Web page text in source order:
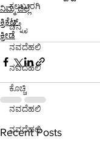
ಕಲಬುರಗಿ
ಚೆನ್ನೈ
ನವದೆಹಲಿ
ನವದೆಹಲಿ
ಕೊಚ್ಚಿ
ನವದೆಹಲಿ
ನವದೆಹಲಿ
ನಿಮ್ಮ ಜಿಲ್ಲೆ
ಕ್ರಿಕೆಟ್
ಕ್ರೀಡೆ
Recent Posts